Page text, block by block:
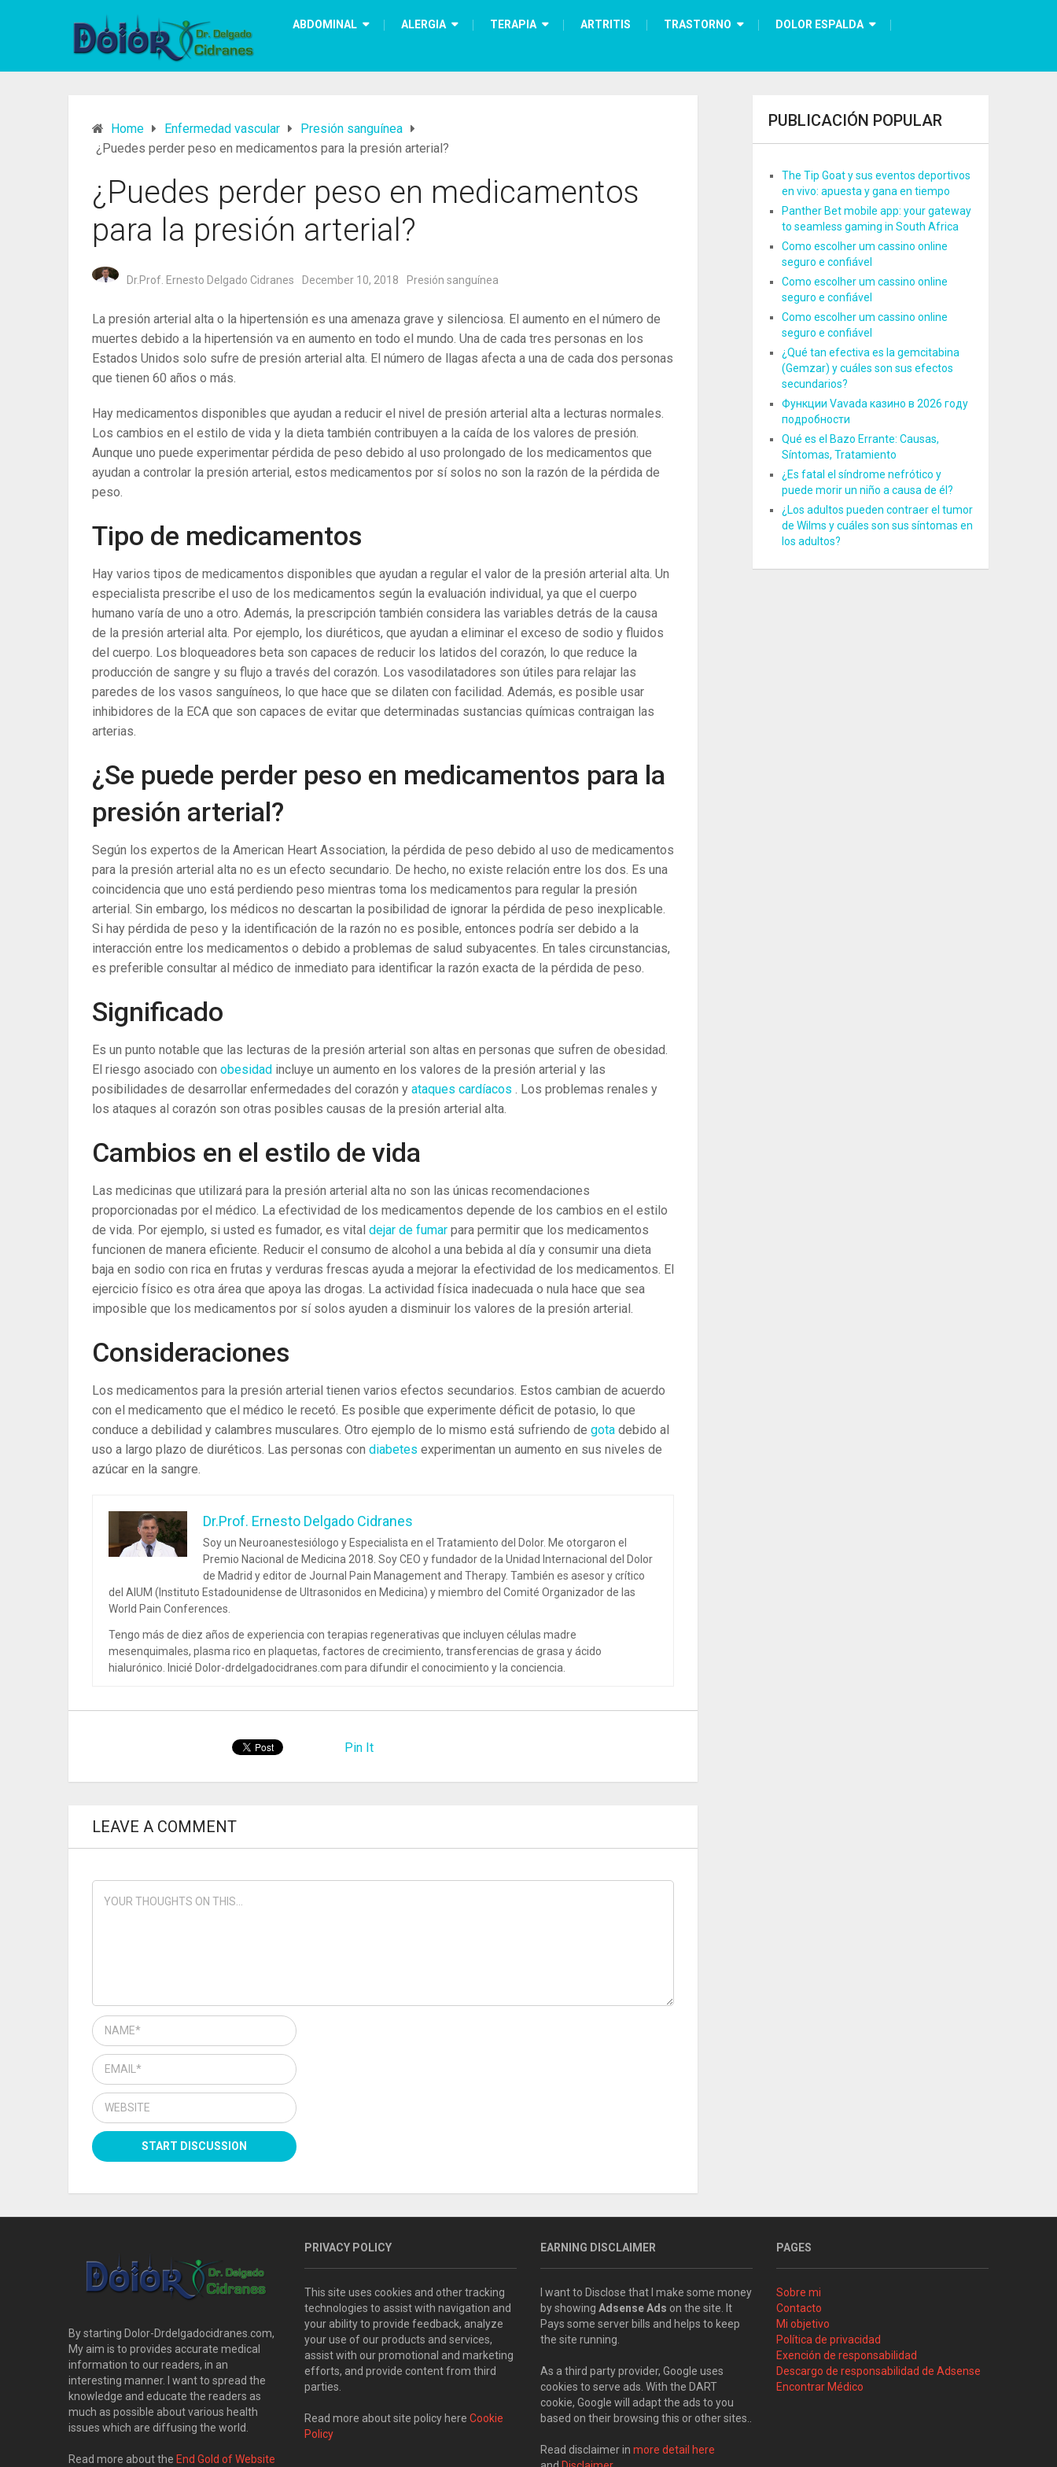
ABDOMINAL ALERGIA TERAPIA ARTRITIS TRASTORNO DOLOR ESPALDA
Home Enfermedad vascular
Presión sanguínea
¿Puedes perder peso en medicamentos para la presión arterial?
¿Puedes perder peso en medicamentos
para la presión arterial?
Dr.Prof. Ernesto Delgado Cidranes December 10, 2018 Presión sanguínea
La presión arterial alta o la hipertensión es una amenaza grave y silenciosa. El aumento en el número de
muertes debido a la hipertensión va en aumento en todo el mundo. Una de cada tres personas en los
Estados Unidos solo sufre de presión arterial alta. El número de llagas afecta a una de cada dos personas
que tienen 60 años o más.
Hay medicamentos disponibles que ayudan a reducir el nivel de presión arterial alta a lecturas normales.
Los cambios en el estilo de vida y la dieta también contribuyen a la caída de los valores de presión.
Aunque uno puede experimentar pérdida de peso debido al uso prolongado de los medicamentos que
ayudan a controlar la presión arterial, estos medicamentos por sí solos no son la razón de la pérdida de
peso.
Tipo de medicamentos
Hay varios tipos de medicamentos disponibles que ayudan a regular el valor de la presión arterial alta. Un
especialista prescribe el uso de los medicamentos según la evaluación individual, ya que el cuerpo
humano varía de uno a otro. Además, la prescripción también considera las variables detrás de la causa
de la presión arterial alta. Por ejemplo, los diuréticos, que ayudan a eliminar el exceso de sodio y fluidos
del cuerpo. Los bloqueadores beta son capaces de reducir los latidos del corazón, lo que reduce la
producción de sangre y su flujo a través del corazón. Los vasodilatadores son útiles para relajar las
paredes de los vasos sanguíneos, lo que hace que se dilaten con facilidad. Además, es posible usar
inhibidores de la ECA que son capaces de evitar que determinadas sustancias químicas contraigan las
arterias.
¿Se puede perder peso en medicamentos para la
presión arterial?
Según los expertos de la American Heart Association, la pérdida de peso debido al uso de medicamentos
para la presión arterial alta no es un efecto secundario. De hecho, no existe relación entre los dos. Es una
coincidencia que uno está perdiendo peso mientras toma los medicamentos para regular la presión
arterial. Sin embargo, los médicos no descartan la posibilidad de ignorar la pérdida de peso inexplicable.
Si hay pérdida de peso y la identificación de la razón no es posible, entonces podría ser debido a la
interacción entre los medicamentos o debido a problemas de salud subyacentes. En tales circunstancias,
es preferible consultar al médico de inmediato para identificar la razón exacta de la pérdida de peso.
Significado
Es un punto notable que las lecturas de la presión arterial son altas en personas que sufren de obesidad.
El riesgo asociado con obesidad incluye un aumento en los valores de la presión arterial y las
posibilidades de desarrollar enfermedades del corazón y ataques cardíacos . Los problemas renales y
los ataques al corazón son otras posibles causas de la presión arterial alta.
Cambios en el estilo de vida
Las medicinas que utilizará para la presión arterial alta no son las únicas recomendaciones
proporcionadas por el médico. La efectividad de los medicamentos depende de los cambios en el estilo
de vida. Por ejemplo, si usted es fumador, es vital dejar de fumar para permitir que los medicamentos
funcionen de manera eficiente. Reducir el consumo de alcohol a una bebida al día y consumir una dieta
baja en sodio con rica en frutas y verduras frescas ayuda a mejorar la efectividad de los medicamentos. El
ejercicio físico es otra área que apoya las drogas. La actividad física inadecuada o nula hace que sea
imposible que los medicamentos por sí solos ayuden a disminuir los valores de la presión arterial.
Consideraciones
Los medicamentos para la presión arterial tienen varios efectos secundarios. Estos cambian de acuerdo
con el medicamento que el médico le recetó. Es posible que experimente déficit de potasio, lo que
conduce a debilidad y calambres musculares. Otro ejemplo de lo mismo está sufriendo de gota debido al
uso a largo plazo de diuréticos. Las personas con diabetes experimentan un aumento en sus niveles de
azúcar en la sangre.
Dr.Prof. Ernesto Delgado Cidranes
Soy un Neuroanestesiólogo y Especialista en el Tratamiento del Dolor. Me otorgaron el
Premio Nacional de Medicina 2018. Soy CEO y fundador de la Unidad Internacional del Dolor
de Madrid y editor de Journal Pain Management and Therapy. También es asesor y crítico
del AIUM (Instituto Estadounidense de Ultrasonidos en Medicina) y miembro del Comité Organizador de las
World Pain Conferences.
Tengo más de diez años de experiencia con terapias regenerativas que incluyen células madre
mesenquimales, plasma rico en plaquetas, factores de crecimiento, transferencias de grasa y ácido
hialurónico. Inicié Dolor-drdelgadocidranes.com para difundir el conocimiento y la conciencia.
Pin It
LEAVE A COMMENT
PUBLICACIÓN POPULAR
The Tip Goat y sus eventos deportivos
en vivo: apuesta y gana en tiempo
Panther Bet mobile app: your gateway
to seamless gaming in South Africa
Como escolher um cassino online
seguro e confiável
Como escolher um cassino online
seguro e confiável
Como escolher um cassino online
seguro e confiável
¿Qué tan efectiva es la gemcitabina
(Gemzar) y cuáles son sus efectos
secundarios?
Функции Vavada казино в 2026 году
подробности
Qué es el Bazo Errante: Causas,
Síntomas, Tratamiento
¿Es fatal el síndrome nefrótico y
puede morir un niño a causa de él?
¿Los adultos pueden contraer el tumor
de Wilms y cuáles son sus síntomas en
los adultos?
By starting Dolor-Drdelgadocidranes.com,
My aim is to provides accurate medical
information to our readers, in an
interesting manner. I want to spread the
knowledge and educate the readers as
much as possible about various health
issues which are diffusing the world.
Read more about the End Gold of Website
PRIVACY POLICY
This site uses cookies and other tracking
technologies to assist with navigation and
your ability to provide feedback, analyze
your use of our products and services,
assist with our promotional and marketing
efforts, and provide content from third
parties.
Read more about site policy here Cookie
Policy
EARNING DISCLAIMER
I want to Disclose that I make some money
by showing Adsense Ads on the site. It
Pays some server bills and helps to keep
the site running.
As a third party provider, Google uses
cookies to serve ads. With the DART
cookie, Google will adapt the ads to you
based on their browsing this or other sites..
Read disclaimer in more detail here
PAGES
Sobre mi
Contacto
Mi objetivo
Política de privacidad
Exención de responsabilidad
Descargo de responsabilidad de Adsense
Encontrar Médico